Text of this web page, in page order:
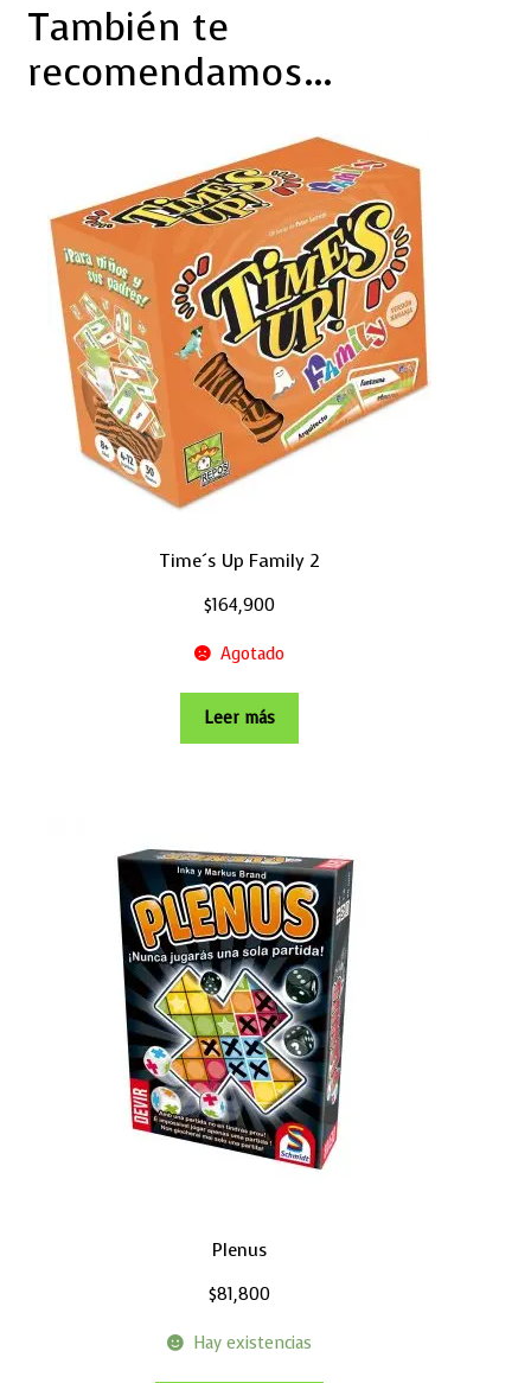
También te
recomendamos…
Time´s Up Family 2
$164,900
Agotado
Leer más
Plenus
$81,800
Hay existencias